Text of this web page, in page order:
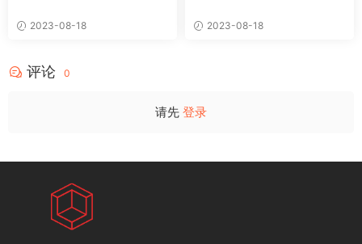
2023-08-18 2023-08-18
评论 0
请先 登录